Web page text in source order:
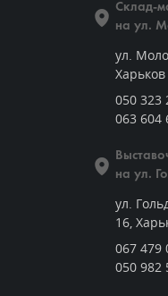
Склад-
на ул.
ул.
Харьков
050 323
063 604
на ул.
ул.
16,
067 479
050 982